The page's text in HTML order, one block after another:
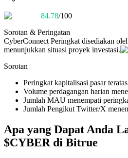
Informasi
Analisis data besar termasuk info
84.78/100
Sorotan & Peringatan
CyberConnect Peringkat disediakan
menunjukkan situasi proyek investasi.
Sorotan
Peringkat kapitalisasi pasar
Volume perdagangan harian
Jumlah MAU menempati
Jumlah Pengikut Twitter/X
Apa yang Dapat Anda
$CYBER di Bitrue